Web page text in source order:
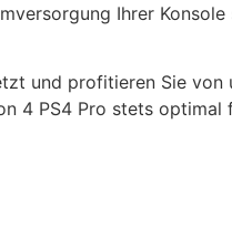
Ihrer Konsole
und profitieren Sie von
4 PS4 Pro stets optimal